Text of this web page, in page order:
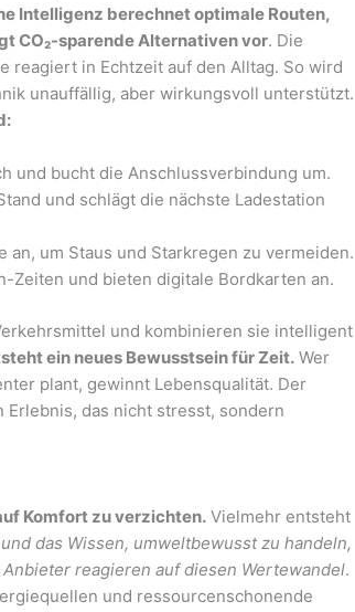
Intelligenz berechnet optimale Routen,
CO₂-sparende Alternativen vor. Die
reagiert in Echtzeit auf den Alltag. So wird
unauffällig, aber wirkungsvoll unterstützt.
und bucht die Anschlussverbindung um.
und schlägt die nächste Ladestation
um Staus und Starkregen zu vermeiden.
Zeiten und bieten digitale Bordkarten an.
und kombinieren sie intelligent
ein neues Bewusstsein für Zeit. Wer
plant, gewinnt Lebensqualität. Der
das nicht stresst, sondern
Komfort zu verzichten. Vielmehr entsteht
das Wissen, umweltbewusst zu handeln,
reagieren auf diesen Wertewandel.
und ressourcenschonende